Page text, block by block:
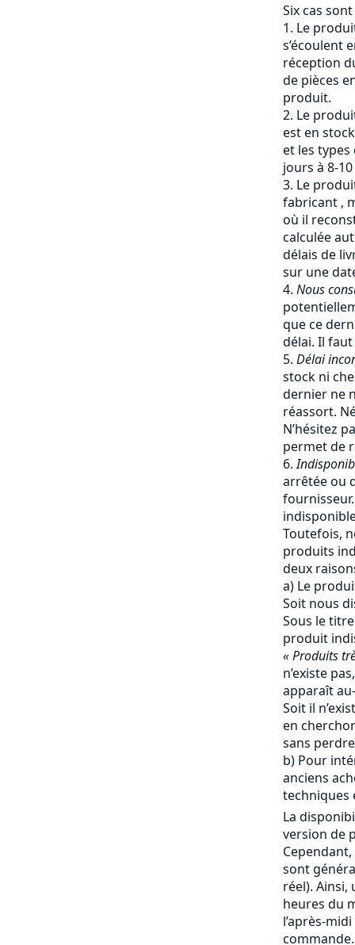
Six cas
Le
s’écoulent
réception
de pièces
produit.
Le
est en
et les types
jours à 8-
Le
fabricant ,
où il
calculée
délais de
sur une
Nous
que ce
délai. Il
Délai
stock ni
dernier ne
réassort.
N’hésitez
permet de
arrêtée ou
Toutefois,
produits
deux
a) Le
Soit nous
Sous le
produit
« Produits
n’existe
apparaît
Soit il
en
sans
b) Pour
anciens
techniques
La
version de
sont
réel).
heures du
l’après-